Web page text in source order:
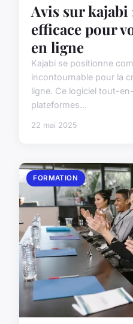
Avis sur
efficace pour
en ligne
Kajabi se positionne
incontournable pour la
ligne. Ce logiciel tout-
plateformes...
22 mai 2025
FORMATION